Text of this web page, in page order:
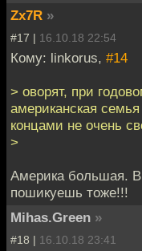
Zx7R »
#17 | 16.10.18 22:54
Кому: linkorus, #14
> оворят, при
американская
концами не очень
>
Америка большая.
пошикуешь тоже!!!
Mihas.Green »
#18 | 16.10.18 23:41